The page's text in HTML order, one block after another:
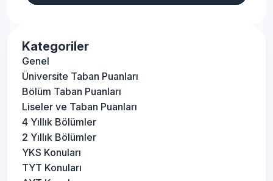
Kategoriler
Genel
Üniversite Taban Puanları
Bölüm Taban Puanları
Liseler ve Taban Puanları
4 Yıllık Bölümler
2 Yıllık Bölümler
YKS Konuları
TYT Konuları